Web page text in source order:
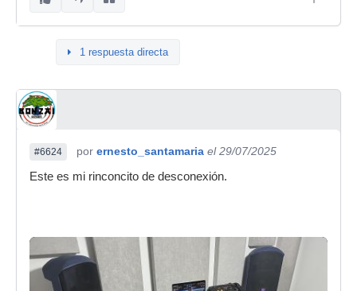
1 respuesta directa
#6624 por ernesto_santamaria el 29/07/2025
Este es mi rinconcito de desconexión.